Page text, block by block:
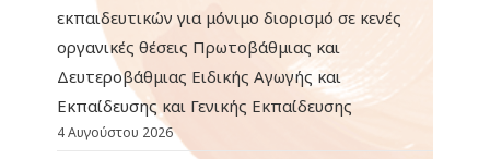
εκπαιδευτικών για μόνιμο διορισμό σε κενές
οργανικές θέσεις Πρωτοβάθμιας και
Δευτεροβάθμιας Ειδικής Αγωγής και
Εκπαίδευσης και Γενικής Εκπαίδευσης
4 Αυγούστου 2026